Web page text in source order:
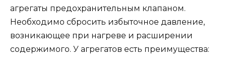
агрегаты предохранительным клапаном.
Необходимо сбросить избыточное давление,
возникающее при нагреве и расширении
содержимого. У агрегатов есть преимущества: